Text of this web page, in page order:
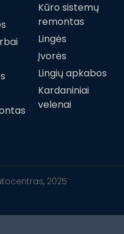
Kūro sistemų
remontas
Lingės
Įvorės
Lingių apkabos
Kardaniniai
velenai
2025